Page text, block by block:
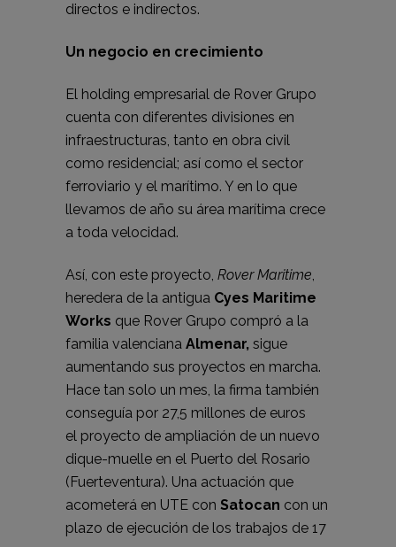
directos e indirectos.
Un negocio en crecimiento
El holding empresarial de Rover Grupo
cuenta con diferentes divisiones en
infraestructuras, tanto en obra civil
como residencial; así como el sector
ferroviario y el marítimo. Y en lo que
llevamos de año su área marítima crece
a toda velocidad.
Así, con este proyecto, Rover Maritime,
heredera de la antigua Cyes Maritime
Works que Rover Grupo compró a la
familia valenciana Almenar, sigue
aumentando sus proyectos en marcha.
Hace tan solo un mes, la firma también
conseguía por 27,5 millones de euros
el proyecto de ampliación de un nuevo
dique-muelle en el Puerto del Rosario
(Fuerteventura). Una actuación que
acometerá en UTE con Satocan con un
plazo de ejecución de los trabajos de 17